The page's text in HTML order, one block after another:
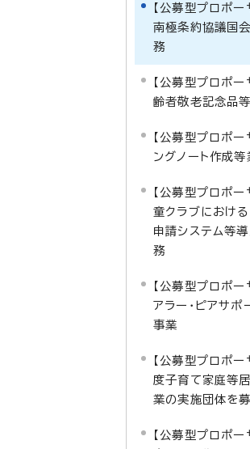
【公募型プロポー
南極条約協議国
務
【公募型プロポ
齢者敬老記念品
【公募型プロポー
ングノート作成等
【公募型プロポー
童クラブにおける
申請システム等
務
【公募型プロポー
アラー・ピアサポ
事業
【公募型プロポ
度子育て家庭等
業の実施団体を
【公募型プロポー